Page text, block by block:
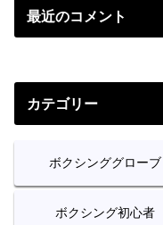
最近のコメント
カテゴリー
ボクシンググローブ
ボクシング初心者